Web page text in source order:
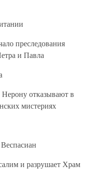
преследования
и Павла
Нерону отказывают в
мистериях
и разрушает Храм